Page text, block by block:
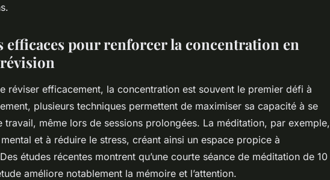
efficaces pour renforcer la concentration en
réviser efficacement, la concentration est souvent le premier défi à
plusieurs techniques permettent de maximiser sa capacité à se
travail, même lors de sessions prolongées. La méditation, par exemple,
et à réduire le stress, créant ainsi un espace propice à
études récentes montrent qu’une courte séance de méditation de 10
améliore notablement la mémoire et l’attention.